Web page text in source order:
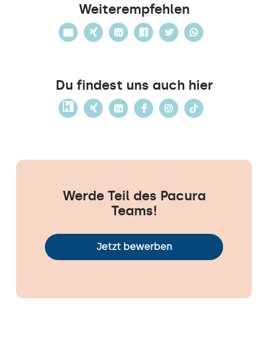
Weiterempfehlen
Du findest uns auch hier
Werde Teil des Pacura
Teams!
Jetzt bewerben